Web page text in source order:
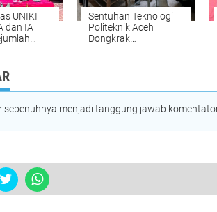
UNIKI
dan IA
Sentuhan Teknologi
Politeknik Aceh
Dongkrak
sepenuhnya menjadi tanggung jawab